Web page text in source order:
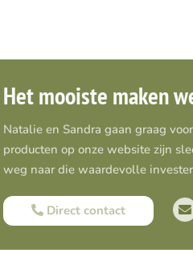
Het mooiste maken
Natalie en Sandra gaan graag
producten op onze website zijn
weg naar die waardevolle
Direct contact